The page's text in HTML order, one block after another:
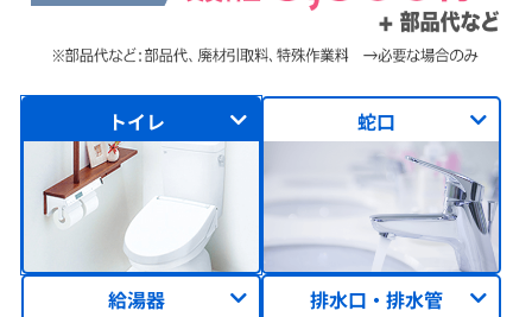
トイレ 蛇口
給湯器 排水口・排水管